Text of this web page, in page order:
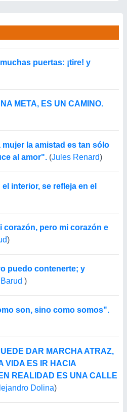
puertas: ¡tire! y
META, ES UN CAMINO.
la amistad es tan sólo
al amor". (Jules Renard)
interior, se refleja en el
corazón, pero mi corazón e
)
puedo contenerte; y
)
son, sino como somos".
DAR MARCHA ATRAZ,
VIDA ES IR HACIA
REALIDAD ES UNA CALLE
Dolina)